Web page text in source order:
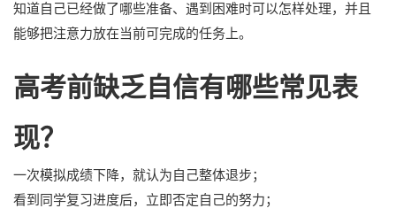
知道自己已经做了哪些准备、遇到困难时可以怎样处理，并且
能够把注意力放在当前可完成的任务上。
高考前缺乏自信有哪些常见表
现？
一次模拟成绩下降，就认为自己整体退步；
看到同学复习进度后，立即否定自己的努力；